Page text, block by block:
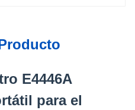
E4446A
para el